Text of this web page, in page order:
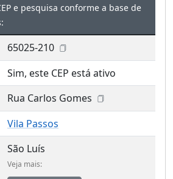
e pesquisa conforme a base de
65025-210
Sim, este CEP está ativo
Rua Carlos Gomes
Vila Passos
São Luís
Veja mais: